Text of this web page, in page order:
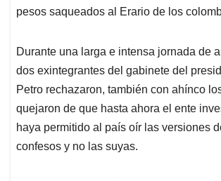
pesos saqueados al Erario de los
Durante una larga e intensa jornada de
dos exintegrantes del gabinete del
Petro rechazaron, también con ahínco
quejaron de que hasta ahora el ente
haya permitido al país oír las versiones
confesos y no las suyas.